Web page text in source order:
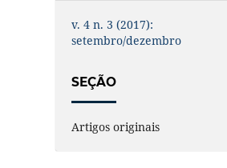
v. 4 n. 3 (2017):
setembro/dezembro
SEÇÃO
Artigos originais